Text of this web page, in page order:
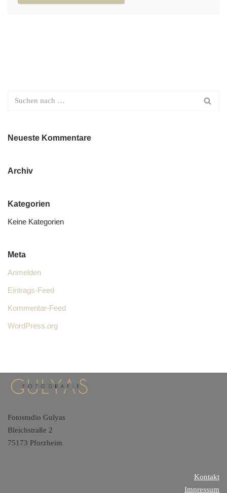
Neueste Kommentare
Archiv
Kategorien
Keine Kategorien
Meta
Anmelden
Eintrags-Feed
Kommentar-Feed
WordPress.org
Fotostudio Gulyas
Bleichstraße 2
75173 Pforzheim
Kontakt
Impressum